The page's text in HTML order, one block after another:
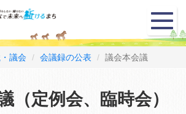
メ
ニ
ュ
議会 会議録の公表 議会本会議
（定例会、臨時会）